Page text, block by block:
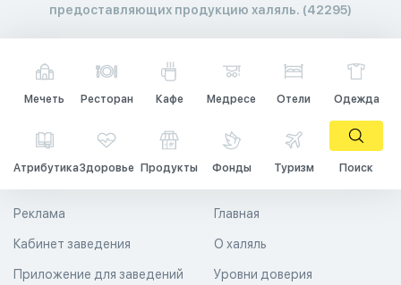
предоставляющих продукцию халяль. (42295)
Мечеть Ресторан Кафе Медресе Отели Одежда
АтрибутикаЗдоровье Продукты Фонды Туризм Поиск
Главная
О халяль
Уровни доверия
Реклама
Кабинет заведения
Приложение для заведений